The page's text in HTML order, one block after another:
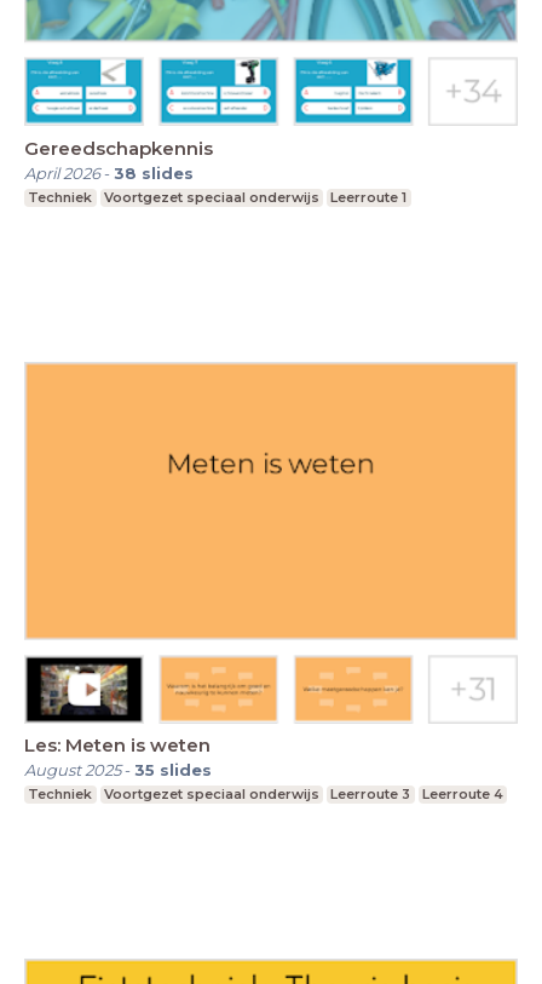
Gereedschapkennis
April 2026-38 slides
Techniek Voortgezet speciaal onderwijs Leerroute 1
Les: Meten is weten
August 2025-35 slides
Techniek Voortgezet speciaal onderwijs Leerroute 3 Leerroute 4